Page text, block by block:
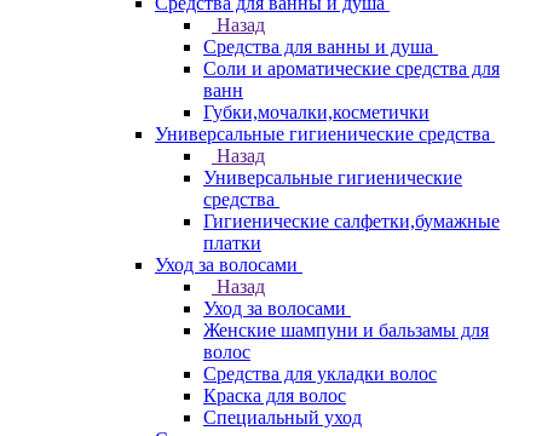
Назад
Средства для ванны и душа
Соли и ароматические средства для
ванн
Губки,мочалки,косметички
Универсальные гигиенические средства
Назад
Универсальные гигиенические
средства
Гигиенические салфетки,бумажные
платки
Уход за волосами
Назад
Уход за волосами
Женские шампуни и бальзамы для
волос
Средства для укладки волос
Краска для волос
Специальный уход